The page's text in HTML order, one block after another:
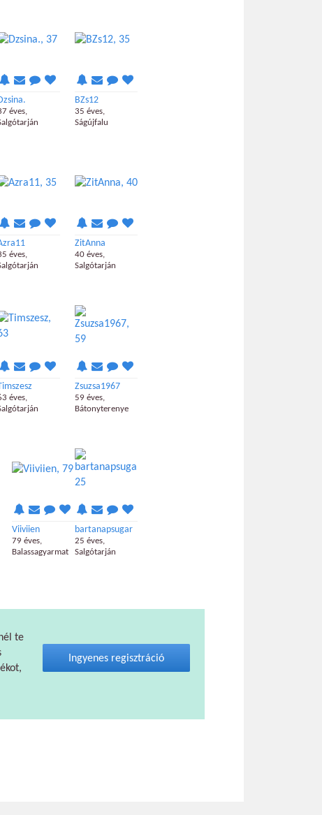
éves,
BZs12
35 éves,
Ságújfalu
éves,
ZitAnna
40 éves,
Salgótarján
éves,
Zsuzsa1967
59 éves,
Bátonyterenye
Viiviien
79 éves,
Balassagyarmat
bartanapsugar
25 éves,
Salgótarján
te
Ingyenes regisztráció